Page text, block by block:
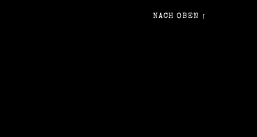
NACH OBEN ↑